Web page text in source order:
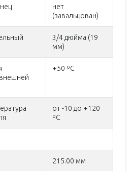
теплоносителя от
из высококачественной
к истиранию и
нет
(завальцован)
3/4 дюйма (19
мм)
+50 ºC
от -10 до +120
ºC
215.00 мм